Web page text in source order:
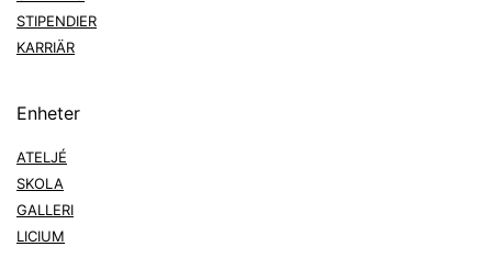
STIPENDIER
KARRIÄR
Enheter
ATELJÉ
SKOLA
GALLERI
LICIUM